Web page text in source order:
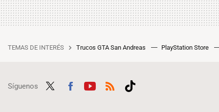
TEMAS DE INTERÉS Trucos GTA San Andreas PlayStation Store
Síguenos